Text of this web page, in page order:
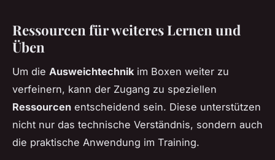
Ressourcen für weiteres Lernen und
Üben
Um die Ausweichtechnik im Boxen weiter zu
verfeinern, kann der Zugang zu speziellen
Ressourcen entscheidend sein. Diese unterstützen
nicht nur das technische Verständnis, sondern auch
die praktische Anwendung im Training.